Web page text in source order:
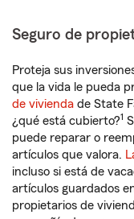
Seguro de
Proteja sus
que la vida le pueda
de vivienda de State
¿qué está cubierto?1
puede reparar o
artículos que valora.
incluso si está de
artículos guardados
propietarios de